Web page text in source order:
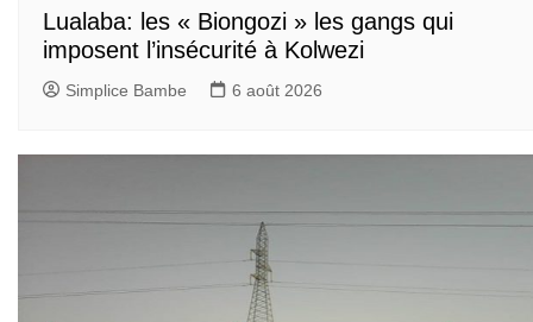
Lualaba: les « Biongozi » les gangs qui
imposent l’insécurité à Kolwezi
Simplice Bambe 6 août 2026